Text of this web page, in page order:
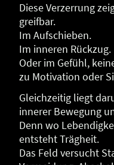
Diese Verzerrung
greifbar.
Im Aufschieben.
Im inneren Rückzug.
Oder im Gefühl,
zu Motivation oder
Gleichzeitig liegt
innerer Bewegung
Denn wo
entsteht Trägheit.
Das Feld versucht